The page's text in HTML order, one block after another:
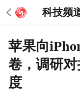
科技频
苹果向
卷，调研
度